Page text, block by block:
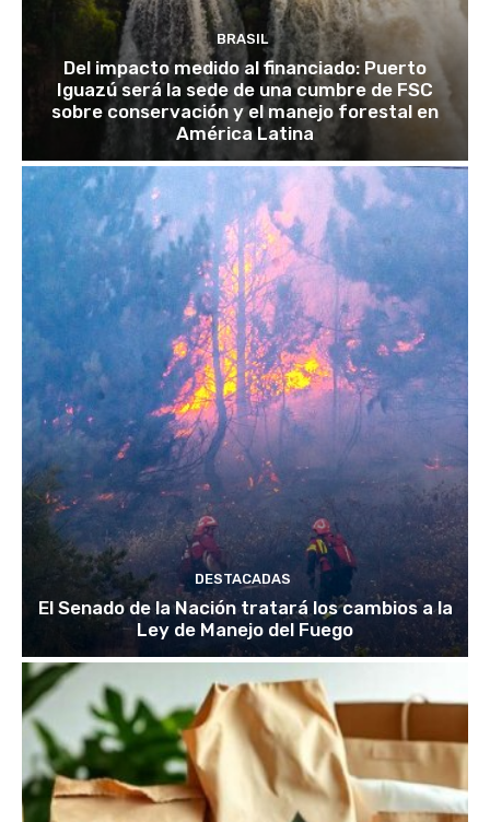
BRASIL
Del impacto medido al financiado: Puerto
Iguazú será la sede de una cumbre de FSC
sobre conservación y el manejo forestal en
América Latina
DESTACADAS
El Senado de la Nación tratará los cambios a la
Ley de Manejo del Fuego